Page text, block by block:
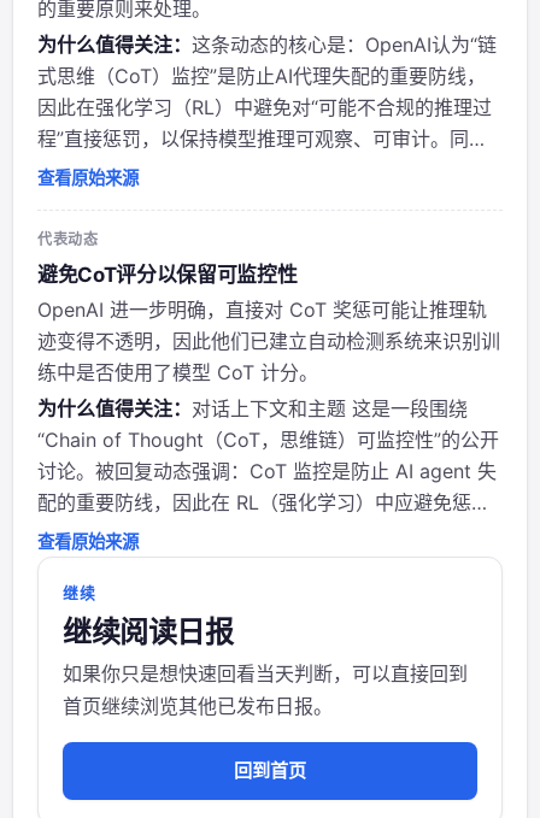
的重要原则来处理。
为什么值得关注： 这条动态的核心是：OpenAI认为“链
式思维（CoT）监控”是防止AI代理失配的重要防线，
因此在强化学习（RL）中避免对“可能不合规的推理过
程”直接惩罚，以保持模型推理可观察、可审计。同
时，OpenAI承认在已发布模型中存在少量“意外的CoT
OpenAI是当前前沿大模型研发...
查看原始来源
代表动态
避免CoT评分以保留可监控性
OpenAI 进一步明确，直接对 CoT 奖惩可能让推理轨
迹变得不透明，因此他们已建立自动检测系统来识别训
练中是否使用了模型 CoT 计分。
为什么值得关注： 对话上下文和主题 这是一段围绕
“Chain of Thought（CoT，思维链）可监控性”的公开
讨论。被回复动态强调：CoT 监控是防止 AI agent 失
配的重要防线，因此在 RL（强化学习）中应避免惩罚
“看似不当的推理过程”，以保持可观测性。回复则进一
步指出：直接对 CoT 进行奖励/惩罚，反而会让模型的
推理痕...
查看原始来源
继续
继续阅读日报
如果你只是想快速回看当天判断，可以直接回到
首页继续浏览其他已发布日报。
回到首页